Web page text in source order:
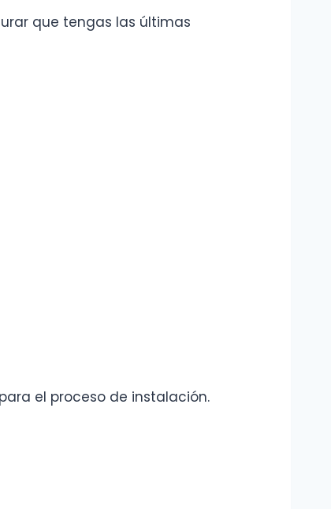
que tengas las últimas
el proceso de instalación.